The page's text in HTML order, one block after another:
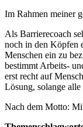
Im Rahmen meiner
Als Barrierecoach
noch in den Köpfen
Menschen ein zu
bestimmt Arbeits-
erst recht auf
Lösung, solange
Nach dem Motto: